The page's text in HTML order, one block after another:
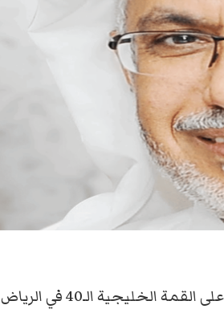
، على القمة الخليجية الـ40 في الرياض